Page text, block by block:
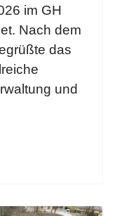
im GH
Nach dem
das
und